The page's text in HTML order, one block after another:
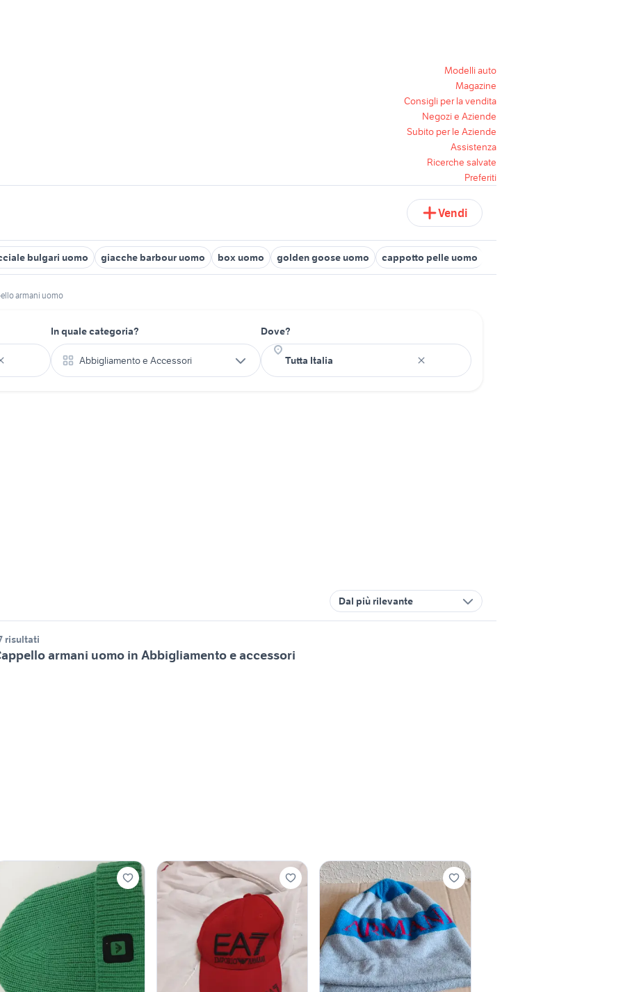
Modelli auto
Magazine
Consigli per la vendita
Negozi e Aziende
Subito per le Aziende
Assistenza
Ricerche salvate
Preferiti
Vendi
bulgari uomo giacche barbour uomo box uomo golden goose uomo cappotto pelle uomo
armani uomo
In quale categoria?
Abbigliamento e Accessori
Dove?
Dal più rilevante
risultati
armani uomo in Abbigliamento e accessori